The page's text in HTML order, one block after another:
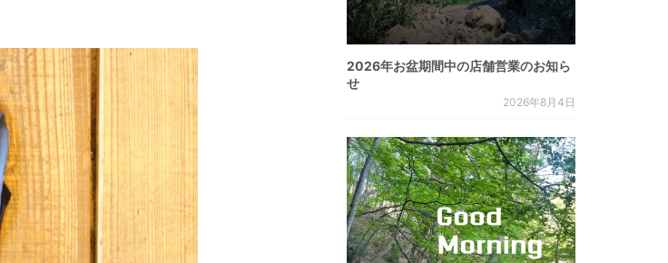
2026年お盆期間中の店舗営業のお知ら
せ
2026年8月4日